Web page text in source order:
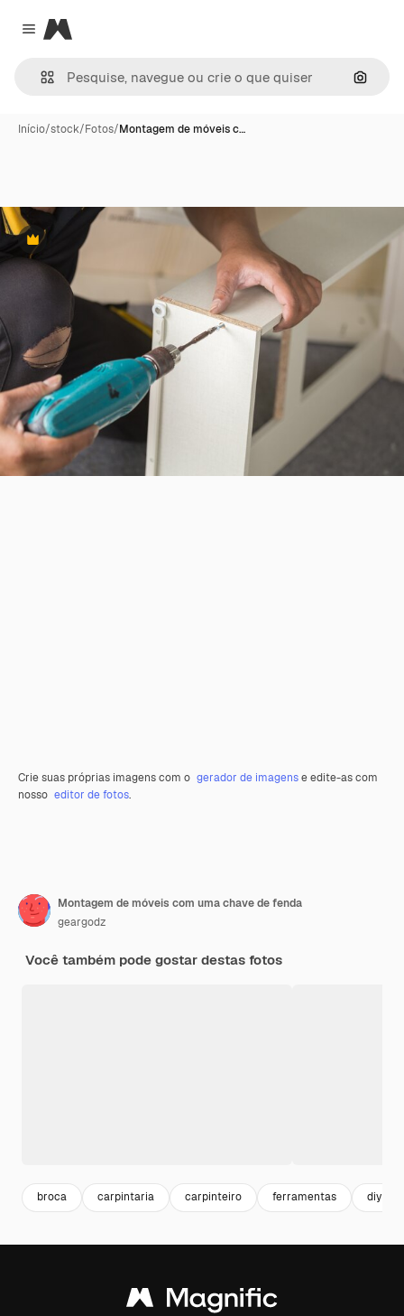
Close menu
Magnific
Início/stock/Fotos/Montagem de móveis c…
Premium
Crie suas próprias imagens com o gerador de imagense edite-as com
nosso editor de fotos.
Montagem de móveis com uma chave de fenda
geargodz
Você também pode gostar destas fotos
broca carpintaria carpinteiro ferramentas diy